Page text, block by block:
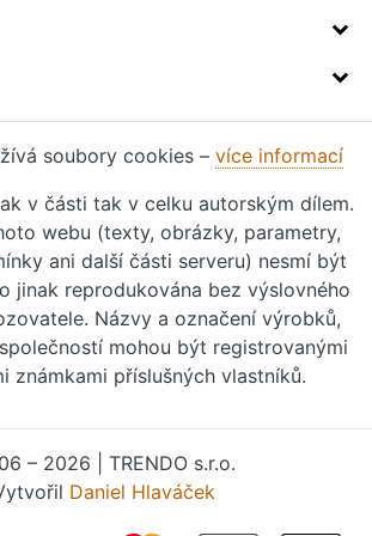
soubory cookies – více informací
v části tak v celku autorským dílem.
webu (texty, obrázky, parametry,
ani další části serveru) nesmí být
jinak reprodukována bez výslovného
Názvy a označení výrobků,
mohou být registrovanými
známkami příslušných vlastníků.
– 2026 | TRENDO s.r.o.
Daniel Hlaváček